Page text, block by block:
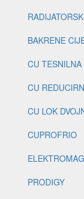
BAKRENE
CU TESNILNA
CU
CU LOK
CUPROFRIO
PRODIGY